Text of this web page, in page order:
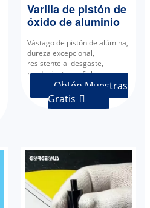
Varilla de pistón de
óxido de aluminio
Vástago de pistón de alúmina,
dureza excepcional,
resistente al desgaste,
rendimiento confiable.
Obtén Muestras
Gratis 